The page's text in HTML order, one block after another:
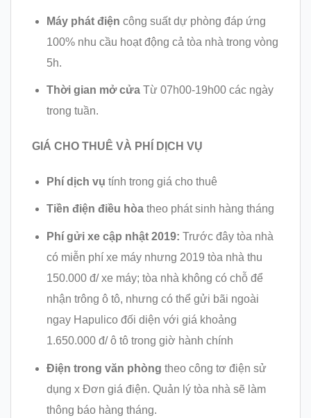
Máy phát điện công suất dự phòng đáp ứng
100% nhu cầu hoạt động cả tòa nhà trong vòng
5h.
Thời gian mở cửa Từ 07h00-19h00 các ngày
trong tuần.
GIÁ CHO THUÊ VÀ PHÍ DỊCH VỤ
Phí dịch vụ tính trong giá cho thuê
Tiền điện điều hòa theo phát sinh hàng tháng
Phí gửi xe cập nhật 2019: Trước đây tòa nhà
có miễn phí xe máy nhưng 2019 tòa nhà thu
150.000 đ/ xe máy; tòa nhà không có chỗ để
nhận trông ô tô, nhưng có thể gửi bãi ngoài
ngay Hapulico đối diện với giá khoảng
1.650.000 đ/ ô tô trong giờ hành chính
Điện trong văn phòng theo công tơ điện sử
dụng x Đơn giá điện. Quản lý tòa nhà sẽ làm
thông báo hàng tháng.